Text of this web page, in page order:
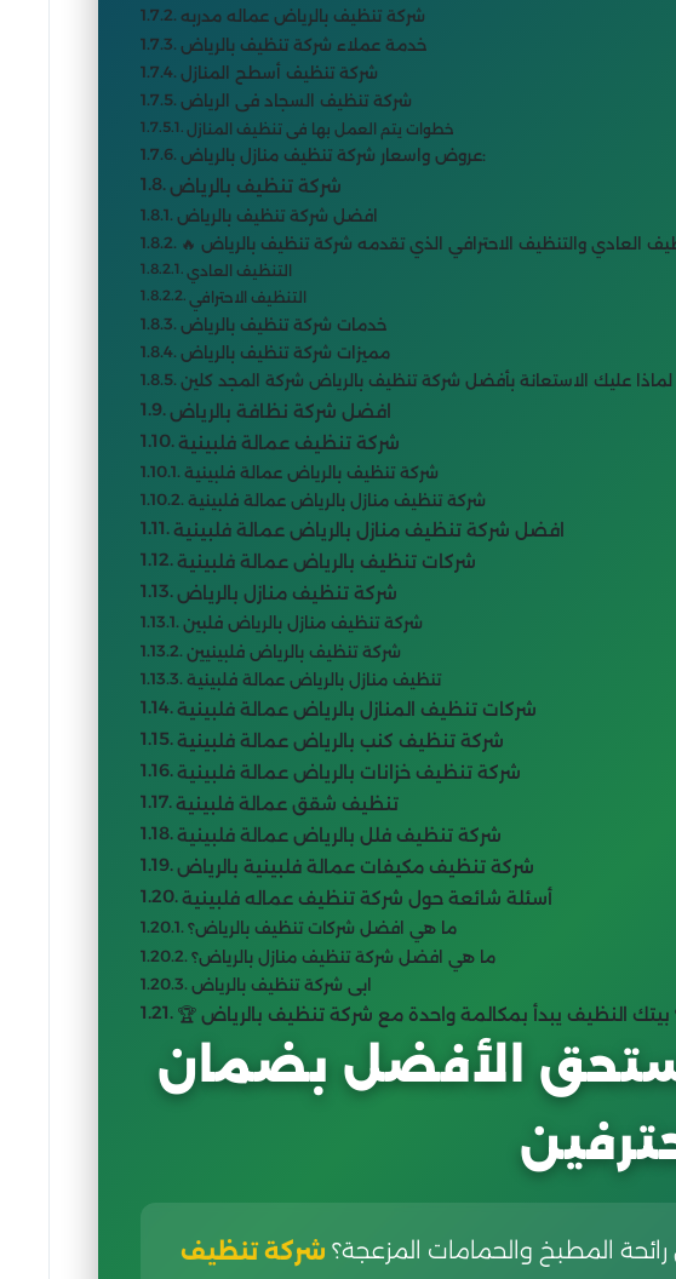
شركة تنظيف بالرياض عماله مدربه
خدمة عملاء شركة تنظيف بالرياض
شركة تنظيف أسطح المنازل
شركة تنظيف السجاد فى الرياض
خطوات يتم العمل بها فى تنظيف المنازل
عروض واسعار شركة تنظيف منازل بالرياض:
شركة تنظيف بالرياض
افضل شركة تنظيف بالرياض
العادي والتنظيف الاحترافي الذي تقدمه شركة تنظيف بالرياض
التنظيف العادي
التنظيف الاحترافي
خدمات شركة تنظيف بالرياض
مميزات شركة تنظيف بالرياض
لماذا عليك الاستعانة بأفضل شركة تنظيف بالرياض شركة المجد كلين
افضل شركة نظافة بالرياض
شركة تنظيف عمالة فلبينية
شركة تنظيف بالرياض عمالة فلبينية
شركة تنظيف منازل بالرياض عمالة فلبينية
افضل شركة تنظيف منازل بالرياض عمالة فلبينية
شركات تنظيف بالرياض عمالة فلبينية
شركة تنظيف منازل بالرياض
شركة تنظيف منازل بالرياض فلبين
شركة تنظيف بالرياض فلبينيين
تنظيف منازل بالرياض عمالة فلبينية
شركات تنظيف المنازل بالرياض عمالة فلبينية
شركة تنظيف كنب بالرياض عمالة فلبينية
شركة تنظيف خزانات بالرياض عمالة فلبينية
تنظيف شقق عمالة فلبينية
شركة تنظيف فلل بالرياض عمالة فلبينية
شركة تنظيف مكيفات عمالة فلبينية بالرياض
أسئلة شائعة حول شركة تنظيف عماله فلبينية
ما هي افضل شركات تنظيف بالرياض؟
ما هي افضل شركة تنظيف منازل بالرياض؟
ابى شركة تنظيف بالرياض
بيتك النظيف يبدأ بمكالمة واحدة مع شركة تنظيف بالرياض
الأفضل بضمان
المطبخ والحمامات المزعجة؟ شركة تنظيف